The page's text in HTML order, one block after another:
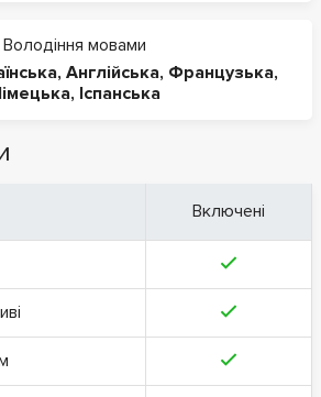
Володіння мовами
, Англійська, Французька,
, Іспанська
Включені